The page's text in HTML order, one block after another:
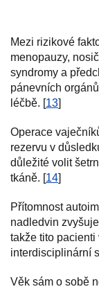
Mezi rizikové
menopauzy,
syndromy a
pánevních
léčbě. [13]
Operace
rezervu v
důležité volit
tkáně. [14]
Přítomnost
nadledvin
takže tito
interdisciplinární
Věk sám o sobě